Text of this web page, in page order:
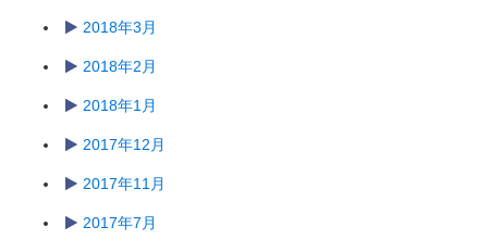
2018年3月
2018年2月
2018年1月
2017年12月
2017年11月
2017年7月